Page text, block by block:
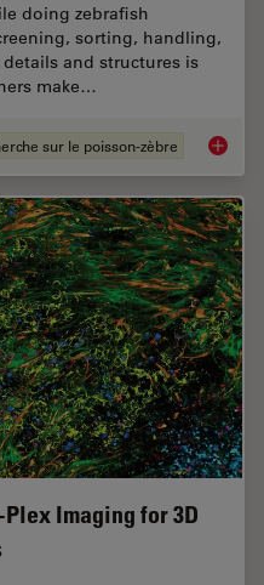
doing zebrafish
sorting, handling,
and structures is
make…
sur le poisson-zèbre A
Imaging for 3D